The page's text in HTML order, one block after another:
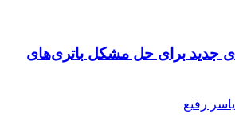
جدید برای حل مشکل باتری‌های
یاسر رفیع